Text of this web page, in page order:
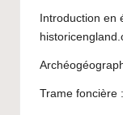
Introduction en
Trame foncière :